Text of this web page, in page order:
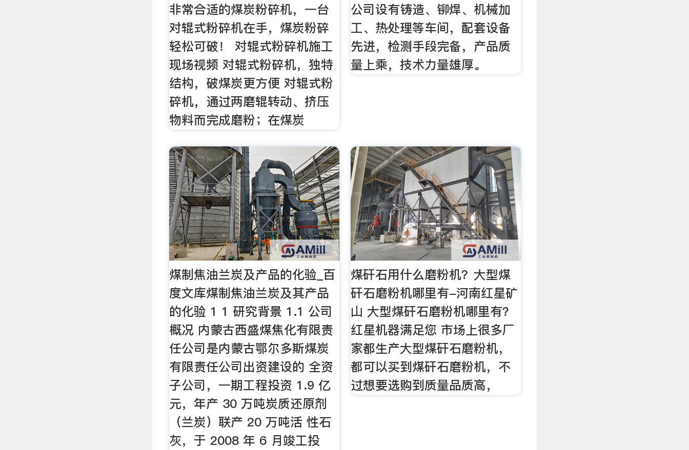
非常合适的煤炭粉碎机，一台
对辊式粉碎机在手，煤炭粉碎
轻松可破！ 对辊式粉碎机施工
现场视频 对辊式粉碎机，独特
结构，破煤炭更方便 对辊式粉
碎机，通过两磨辊转动、挤压
物料而完成磨粉；在煤炭
公司设有铸造、铆焊、机械加
工、热处理等车间，配套设备
先进，检测手段完备，产品质
量上乘，技术力量雄厚。
煤制焦油兰炭及产品的化验_百
度文库煤制焦油兰炭及其产品
的化验 1 1 研究背景 1.1 公司
概况 内蒙古西盛煤焦化有限责
任公司是内蒙古鄂尔多斯煤炭
有限责任公司出资建设的 全资
子公司，一期工程投资 1.9 亿
元，年产 30 万吨炭质还原剂
（兰炭）联产 20 万吨活 性石
灰，于 2008 年 6 月竣工投
煤矸石用什么磨粉机？大型煤
矸石磨粉机哪里有-河南红星矿
山 大型煤矸石磨粉机哪里有？
红星机器满足您 市场上很多厂
家都生产大型煤矸石磨粉机，
都可以买到煤矸石磨粉机，不
过想要选购到质量品质高，